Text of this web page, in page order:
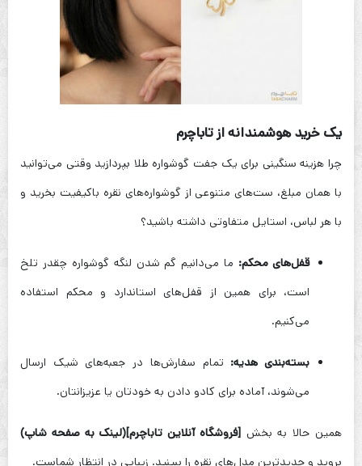
یک خرید هوشمندانه از تاباچرم
چرا هزینه سنگینی برای یک جفت گوشواره طلا بپردازید وقتی می‌توانید
با همان مبلغ، ست‌های متنوعی از گوشواره‌های نقره باکیفیت بخرید و
با هر لباس، استایل متفاوتی داشته باشید؟
قفل‌های محکم: ما می‌دانیم گم شدن لنگه گوشواره چقدر تلخ
است، برای همین از قفل‌های استاندارد و محکم استفاده
می‌کنیم.
بسته‌بندی هدیه: تمام سفارش‌ها در جعبه‌های شیک ارسال
می‌شوند، آماده برای کادو دادن به خودتان یا عزیزانتان.
همین حالا به بخش[فروشگاه آنلاین تاباچرم](لینک به صفحه شاپ)
بروید و جدیدترین مدل‌های نقره را ببینید. زیبایی در انتظار شماست.